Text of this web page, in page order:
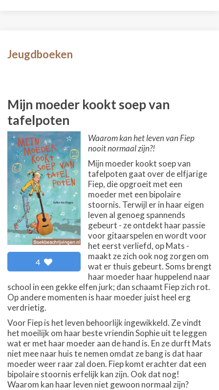
Jeugdboeken
Mijn moeder kookt soep van
tafelpoten
4
Waarom kan het leven van Fiep
nooit normaal zijn?!
Mijn moeder kookt soep van
tafelpoten gaat over de elfjarige
Fiep, die opgroeit met een
moeder met een bipolaire
stoornis. Terwijl er in haar eigen
leven al genoeg spannends
gebeurt - ze ontdekt haar passie
voor gitaarspelen en wordt voor
het eerst verliefd, op Mats -
maakt ze zich ook nog zorgen om
wat er thuis gebeurt. Soms brengt
haar moeder haar huppelend naar
school in een gekke elfen jurk; dan schaamt Fiep zich rot.
Op andere momenten is haar moeder juist heel erg
verdrietig.
Voor Fiep is het leven behoorlijk ingewikkeld. Ze vindt
het moeilijk om haar beste vriendin Sophie uit te leggen
wat er met haar moeder aan de hand is. En ze durft Mats
niet mee naar huis te nemen omdat ze bang is dat haar
moeder weer raar zal doen. Fiep komt erachter dat een
bipolaire stoornis erfelijk kan zijn. Ook dat nog!
Waarom kan haar leven niet gewoon normaal zijn?